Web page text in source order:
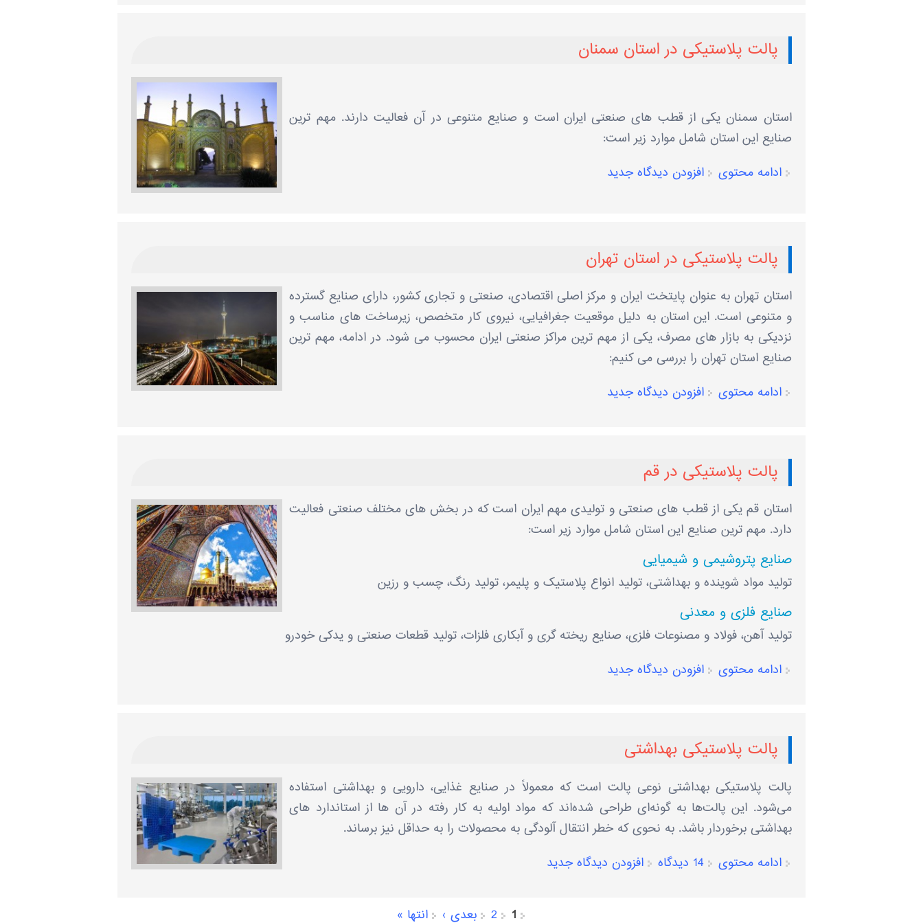
پالت پلاستیکی در استان سمنان
استان سمنان یکی از قطب ‌های صنعتی ایران است و صنایع متنوعی در آن فعالیت دارند. مهم ‌ترین
صنایع این استان شامل موارد زیر است:
ادامه محتوی
افزودن دیدگاه جدید
پالت پلاستیکی در استان تهران
استان تهران به عنوان پایتخت ایران و مرکز اصلی اقتصادی، صنعتی و تجاری کشور، دارای صنایع گسترده
و متنوعی است. این استان به دلیل موقعیت جغرافیایی، نیروی کار متخصص، زیرساخت ‌های مناسب و
نزدیکی به بازار های مصرف، یکی از مهم‌ ترین مراکز صنعتی ایران محسوب می ‌شود. در ادامه، مهم ‌ترین
صنایع استان تهران را بررسی می ‌کنیم:
ادامه محتوی
افزودن دیدگاه جدید
پالت پلاستیکی در قم
استان قم یکی از قطب ‌های صنعتی و تولیدی مهم ایران است که در بخش ‌های مختلف صنعتی فعالیت
دارد. مهم ‌ترین صنایع این استان شامل موارد زیر است:
صنایع پتروشیمی و شیمیایی
تولید مواد شوینده و بهداشتی، تولید انواع پلاستیک و پلیمر، تولید رنگ، چسب و رزین
صنایع فلزی و معدنی
تولید آهن، فولاد و مصنوعات فلزی، صنایع ریخته ‌گری و آبکاری فلزات، تولید قطعات صنعتی و یدکی خودرو
ادامه محتوی
افزودن دیدگاه جدید
پالت پلاستیکی بهداشتی
پالت پلاستیکی بهداشتی نوعی پالت است که معمولاً در صنایع غذایی، دارویی و بهداشتی استفاده
می‌شود. این پالت‌ها به گونه‌ای طراحی شده‌اند که مواد اولیه به کار رفته در آن ها از استاندارد های
بهداشتی برخوردار باشد. به نحوی که خطر انتقال آلودگی به محصولات را به حداقل نیز برساند.
ادامه محتوی
14 دیدگاه افزودن دیدگاه جدید
1
2 بعدی › انتها »